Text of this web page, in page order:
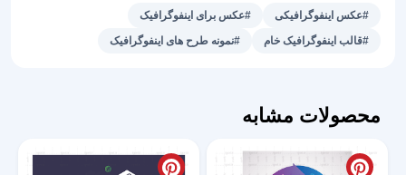
16
#عکس اینفوگرافیکی
#عکس برای اینفوگرافیک
#قالب اینفوگرافیک خام
#نمونه طرح های اینفوگرافیک
محصولات مشابه